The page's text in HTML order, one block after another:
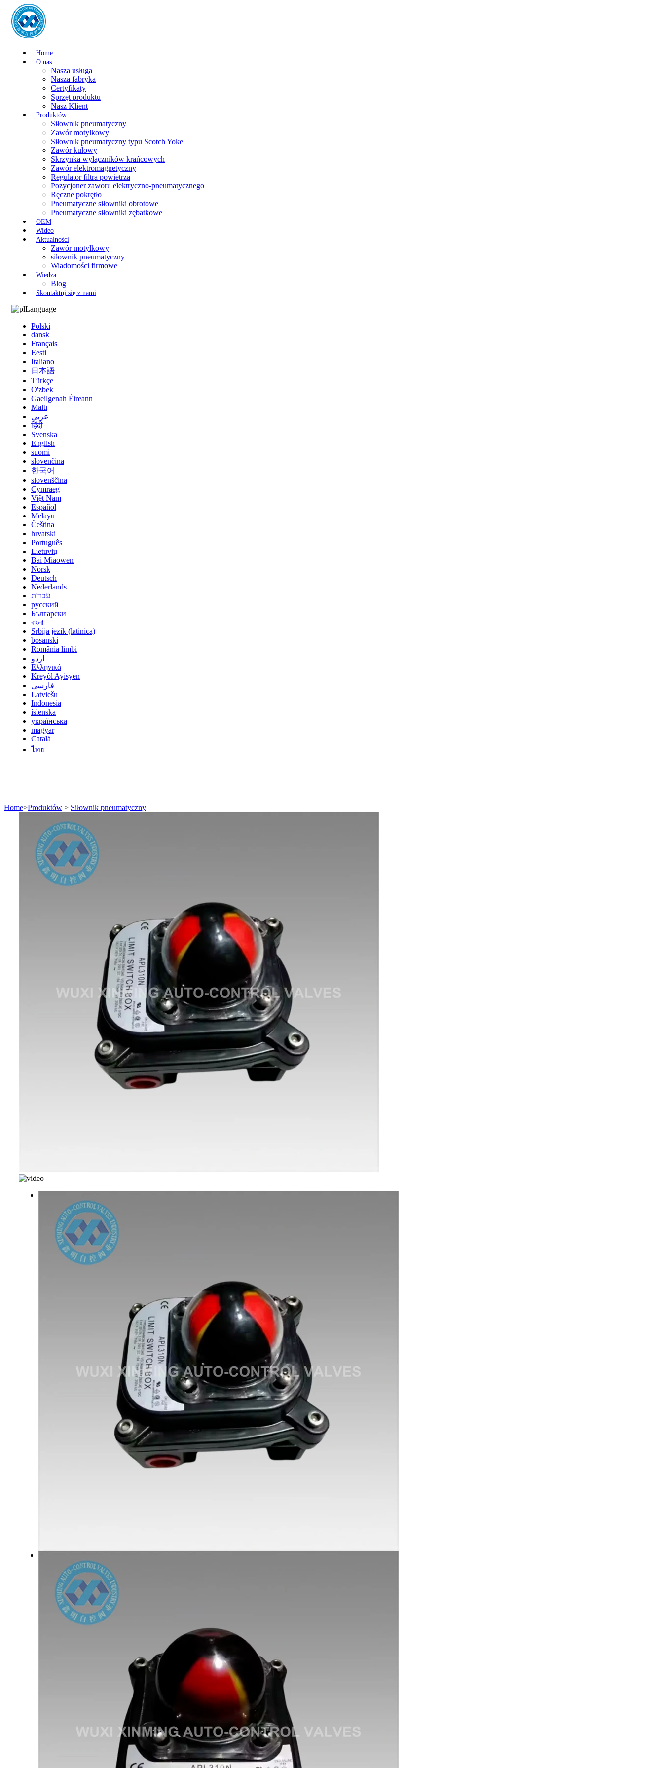
Home
O nas
Nasza usługa
Nasza fabryka
Certyfikaty
Sprzęt produktu
Nasz Klient
Produktów
Siłownik pneumatyczny
Zawór motylkowy
Siłownik pneumatyczny typu Scotch Yoke
Zawór kulowy
Skrzynka wyłączników krańcowych
Zawór elektromagnetyczny
Regulator filtra powietrza
Pozycjoner zaworu elektryczno-pneumatycznego
Ręczne pokrętło
Pneumatyczne siłowniki obrotowe
Pneumatyczne siłowniki zębatkowe
OEM
Wideo
Aktualności
Zawór motylkowy
siłownik pneumatyczny
Wiadomości firmowe
Wiedza
Blog
Skontaktuj się z nami
Language
Polski
dansk
Français
Eesti
Italiano
日本語
Türkçe
O'zbek
Gaeilgenah Éireann
Malti
عربي
हिंदी
Svenska
English
suomi
slovenčina
한국어
slovenščina
Cymraeg
Việt Nam
Español
Melayu
Čeština
hrvatski
Português
Lietuvių
Bai Miaowen
Norsk
Deutsch
Nederlands
עברית
русский
Български
বাংলা
Srbija jezik (latinica)
bosanski
România limbi
اردو
Ελληνικά
Kreyòl Ayisyen
فارسی
Latviešu
Indonesia
íslenska
українська
magyar
Català
ไทย
Home>Produktów > Siłownik pneumatyczny